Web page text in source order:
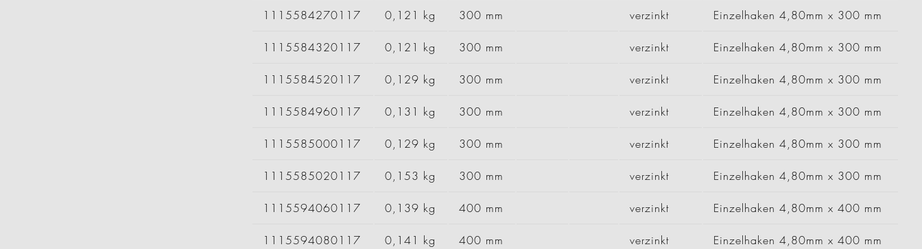
1115584270117 0,121 kg 300 mm verzinkt Einzelhaken 4,80mm x 300 mm
1115584320117 0,121 kg 300 mm verzinkt Einzelhaken 4,80mm x 300 mm
1115584520117 0,129 kg 300 mm verzinkt Einzelhaken 4,80mm x 300 mm
1115584960117 0,131 kg 300 mm verzinkt Einzelhaken 4,80mm x 300 mm
1115585000117 0,129 kg 300 mm verzinkt Einzelhaken 4,80mm x 300 mm
1115585020117 0,153 kg 300 mm verzinkt Einzelhaken 4,80mm x 300 mm
1115594060117 0,139 kg 400 mm verzinkt Einzelhaken 4,80mm x 400 mm
1115594080117 0,141 kg 400 mm verzinkt Einzelhaken 4,80mm x 400 mm